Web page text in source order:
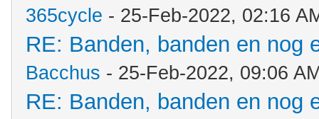
365cycle - 25-Feb-2022, 02:16
RE: Banden, banden en nog
Bacchus - 25-Feb-2022, 09:06
RE: Banden, banden en nog